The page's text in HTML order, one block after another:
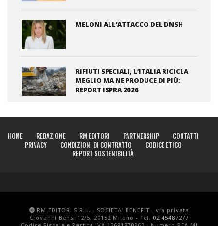
MELONI ALL’ATTACCO DEL DNSH
RIFIUTI SPECIALI, L’ITALIA RICICLA
MEGLIO MA NE PRODUCE DI PIÙ:
REPORT ISPRA 2026
HOME REDAZIONE RM EDITORI PARTNERSHIP
CONTATTI
PRIVACY
CONDIZIONI DI CONTRATTO
CODICE ETICO
REPORT SOSTENIBILITÀ
RM EDITORI S.R.L. - SOCIETA' BENEFIT - via privata
Giovanni Bensi 12/5, 20152 Milano - Tel. 02 45487277